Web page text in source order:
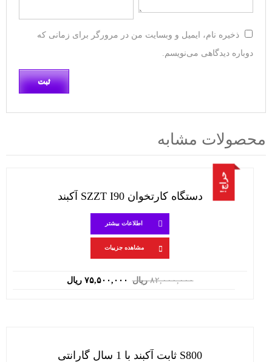
ذخیره نام، ایمیل و وبسایت من در مرورگر برای زمانی که
دوباره دیدگاهی می‌نویسم.
محصولات مشابه
حراج!
دستگاه کارتخوان SZZT I90 آکبند
اطلاعات بیشتر
مشاهده جزییات
۸۲,۰۰۰,۰۰۰ ریال
قیمت
۷۵,۵۰۰,۰۰۰ ریال
S800 ثابت آکبند با 1 سال گارانتی